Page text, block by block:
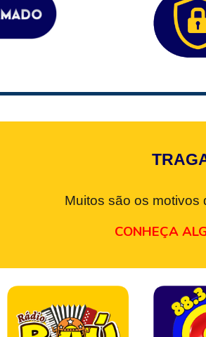
Muitos são os motivos
CONHEÇA